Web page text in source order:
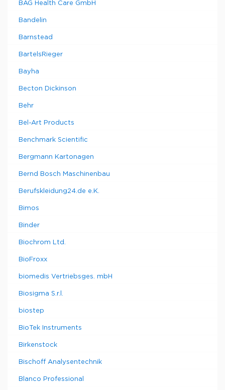
BAG Health Care GmbH
Bandelin
Barnstead
BartelsRieger
Bayha
Becton Dickinson
Behr
Bel-Art Products
Benchmark Scientific
Bergmann Kartonagen
Bernd Bosch Maschinenbau
Berufskleidung24.de e.K.
Bimos
Binder
Biochrom Ltd.
BioFroxx
biomedis Vertriebsges. mbH
Biosigma S.r.l.
biostep
BioTek Instruments
Birkenstock
Bischoff Analysentechnik
Blanco Professional